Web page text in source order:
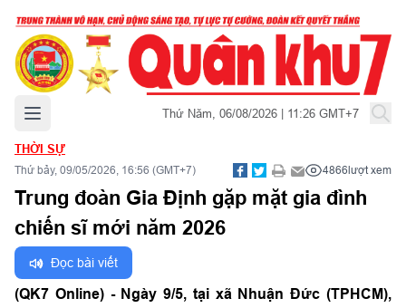
Mở menu chính Thứ Năm, 06/08/2026 | 11:26 GMT+7
THỜI SỰ
Thứ bảy, 09/05/2026, 16:56 (GMT+7) 4866lượt xem
Trung đoàn Gia Định gặp mặt gia đình
chiến sĩ mới năm 2026
Đọc bài viết
(QK7 Online) - Ngày 9/5, tại xã Nhuận Đức (TPHCM),